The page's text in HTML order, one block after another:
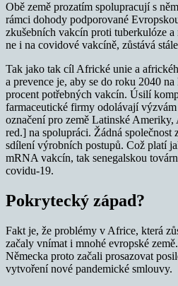
Obě země prozatím spolupracují s
rámci dohody podporované
zkušebních vakcín proti tuberkulóze
ne i na covidové vakcíně, zůstává
Tak jako tak cíl Africké unie a
a prevence je, aby se do roku 2040
procent potřebných vakcín. Úsilí
farmaceutické firmy odolávají
označení pro země Latinské
red.] na spolupráci. Žádná společnost
sdílení výrobních postupů. Což platí
mRNA vakcín, tak senegalskou
covidu-19.
Pokrytecký západ?
Fakt je, že problémy v Africe, která
začaly vnímat i mnohé evropské
Německa proto začali prosazovat
vytvoření nové pandemické smlouvy.